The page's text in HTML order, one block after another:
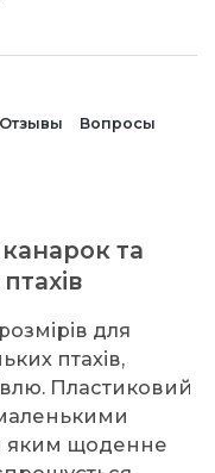
Отзывы Вопросы
та
для
птахів,
Пластиковий
яким щоденне